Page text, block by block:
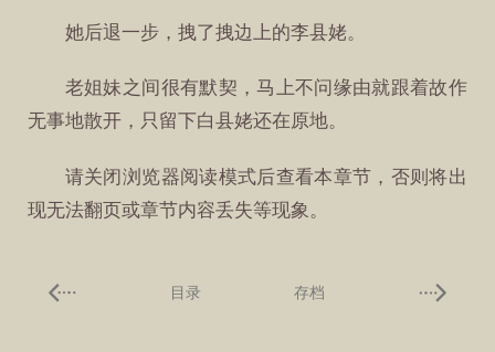
她后退一步，拽了拽边上的李县姥。
老姐妹之间很有默契，马上不问缘由就跟着故作
无事地散开，只留下白县姥还在原地。
请关闭浏览器阅读模式后查看本章节，否则将出
现无法翻页或章节内容丢失等现象。
目录 存档